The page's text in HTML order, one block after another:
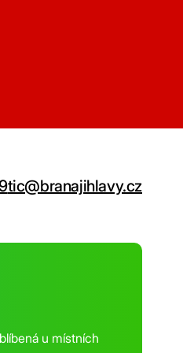
tic@branajihlavy.cz
u místních